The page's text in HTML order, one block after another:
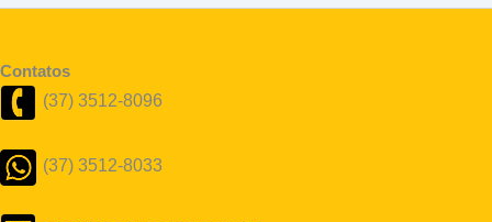
Contatos
(37) 3512-8096
(37) 3512-8033